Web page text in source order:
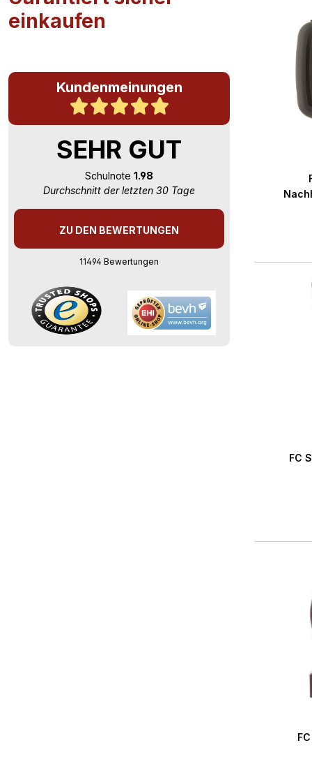
einkaufen
Kundenmeinungen
SEHR GUT
Schulnote 1.98
Durchschnitt der letzten 30 Tage
ZU DEN BEWERTUNGEN
11494 Bewertungen
FC